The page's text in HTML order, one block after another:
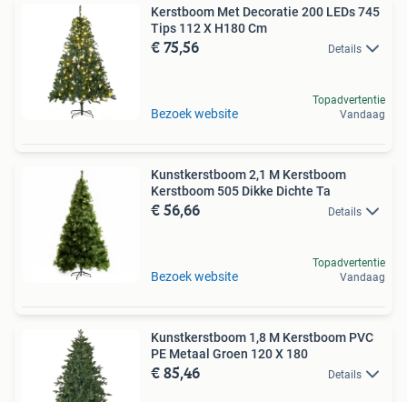
Kerstboom Met Decoratie 200 LEDs 745
Tips 112 X H180 Cm
€ 75,56 Details
Bezoek website
Topadvertentie
Vandaag
Kunstkerstboom 2,1 M Kerstboom
Kerstboom 505 Dikke Dichte Ta
€ 56,66 Details
Bezoek website
Topadvertentie
Vandaag
Kunstkerstboom 1,8 M Kerstboom PVC
PE Metaal Groen 120 X 180
€ 85,46 Details